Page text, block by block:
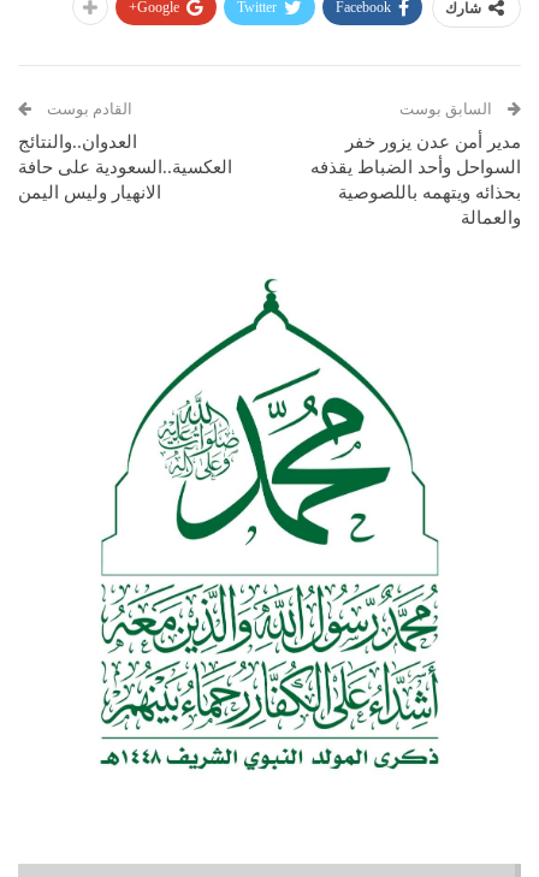
شارك Facebook
Twitter
Google+
السابق بوست
مدير أمن عدن يزور خفر
السواحل وأحد الضباط يقذفه
بحذائه ويتهمه باللصوصية
والعمالة
القادم بوست
العدوان..والنتائج
العكسية..السعودية على حافة
الانهيار وليس اليمن